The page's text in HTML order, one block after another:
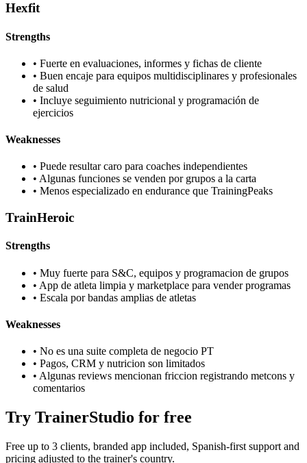
Hexfit
Strengths
• Fuerte en evaluaciones, informes y fichas de cliente
• Buen encaje para equipos multidisciplinares y profesionales
de salud
• Incluye seguimiento nutricional y programación de
ejercicios
Weaknesses
• Puede resultar caro para coaches independientes
• Algunas funciones se venden por grupos a la carta
• Menos especializado en endurance que TrainingPeaks
TrainHeroic
Strengths
• Muy fuerte para S&C, equipos y programacion de grupos
• App de atleta limpia y marketplace para vender programas
• Escala por bandas amplias de atletas
Weaknesses
• No es una suite completa de negocio PT
• Pagos, CRM y nutricion son limitados
• Algunas reviews mencionan friccion registrando metcons y
comentarios
Try TrainerStudio for free
Free up to 3 clients, branded app included, Spanish-first support and
pricing adjusted to the trainer's country.